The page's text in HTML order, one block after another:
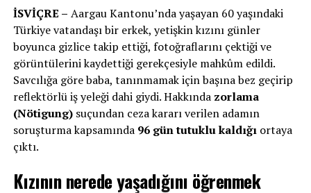
Geçtiğimiz Salı günü, ETH Lausanne ve Cenevre
Üniversitesi’nde de protesto eylemleri gerçekleşti.
Geçen haftadan beri Lausanne Üniversitesi’nin giriş
holünü bloke eden öğrenciler var. Lausanne’deki diyalog
girişimleri ağır basıyor. Lausanne Üniversite yönetimi,
ETH Zürich’in aksine, protestoculara şimdiye kadar
müdahale etmedi.
Protestoların Etkisi ve Politik Tepkiler
itibarını nasıl etkiler?
İSVİÇRE – Aargau Kantonu’nda yaşayan 60 yaşındaki
Türkiye vatandaşı bir erkek, yetişkin kızını günler
boyunca gizlice takip ettiği, fotoğraflarını çektiği ve
görüntülerini kaydettiği gerekçesiyle mahkûm edildi.
Savcılığa göre baba, tanınmamak için başına bez geçirip
reflektörlü iş yeleği dahi giydi. Hakkında zorlama
(Nötigung)suçundan ceza kararı verilen adamın
soruşturma kapsamında 96 gün tutuklu kaldığıortaya
çıktı.
Kızının nerede yaşadığını öğrenmek